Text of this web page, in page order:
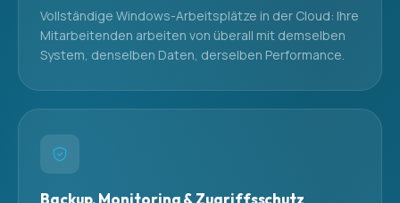
Vollständige Windows-Arbeitsplätze in der Cloud: Ihre
Mitarbeitenden arbeiten von überall mit demselben
System, denselben Daten, derselben Performance.
Backup, Monitoring & Zugriffsschutz